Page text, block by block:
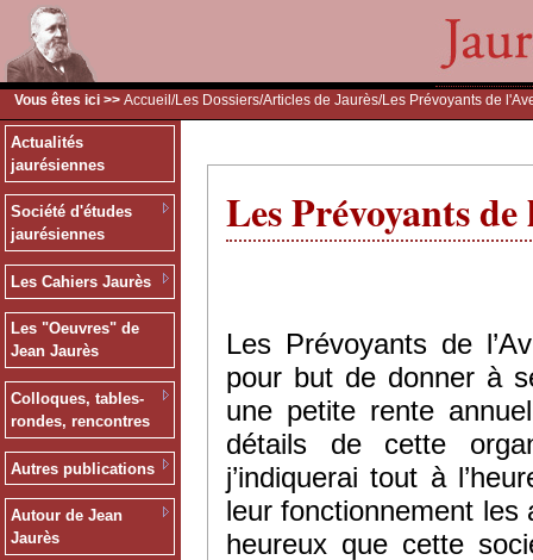
Vous êtes ici >> Accueil /Les Dossiers/Articles de Jaurès/Les Prévoyants de
Actualités
jaurésiennes
Société d'études
jaurésiennes
Les Cahiers Jaurès
Les "Oeuvres" de
Jean Jaurès
Colloques, tables-
rondes, rencontres
Autres publications
Autour de Jean
Jaurès
Les Prévoyants
Les Prévoyants de
pour but de donner à
une petite rente
détails de cette
j’indiquerai tout à
leur fonctionnement les
heureux que cette